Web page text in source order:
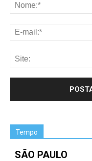
Tempo
SÃO PAULO